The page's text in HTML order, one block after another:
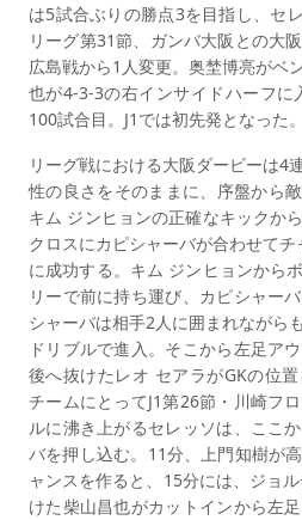
は5試合ぶりの勝点3を目指し、セ
リーグ第31節、ガンバ大阪との大
広島戦から1人変更。奥埜博亮がベ
也が4-3-3の右インサイドハーフに
100試合目。J1では初先発となった。
リーグ戦における大阪ダービーは4
性の良さをそのままに、序盤から
キム ジンヒョンの正確なキックか
クロスにカピシャーバが合わせて
に成功する。キム ジンヒョンから
リーで前に持ち運び、カピシャー
シャーバは相手2人に囲まれながら
ドリブルで進入。そこから左足ア
後へ抜けたレオ セアラがGKの位置
チームにとってJ1第26節・川崎フ
ルに沸き上がるセレッソは、ここ
バを押し込む。11分、上門知樹が
ャンスを作ると、15分には、ジョ
けた柴山昌也がカットインから左